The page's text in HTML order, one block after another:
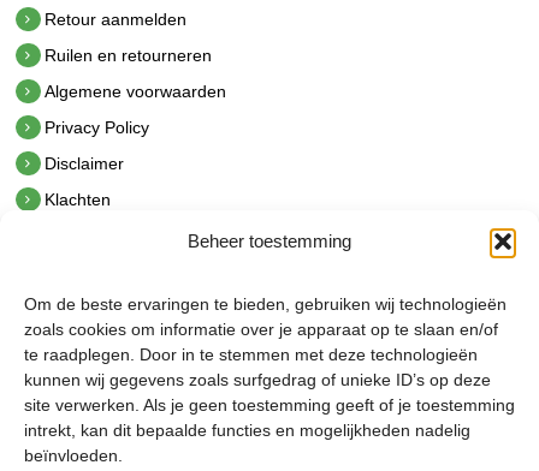
Beheer toestemming
Om de beste ervaringen te bieden, gebruiken wij technologieën
zoals cookies om informatie over je apparaat op te slaan en/of
te raadplegen. Door in te stemmen met deze technologieën
kunnen wij gegevens zoals surfgedrag of unieke ID’s op deze
site verwerken. Als je geen toestemming geeft of je toestemming
intrekt, kan dit bepaalde functies en mogelijkheden nadelig
beïnvloeden.
Retour aanmelden
Ruilen en retourneren
Algemene voorwaarden
Privacy Policy
Disclaimer
Klachten
hetindustriehuis B.V.
De Hoek 1 1601 MR Enkhuizen
t.0228 53 00 40
e.info@hetindustriehuis.com
KVK 51483904
BTW NL850044522B01